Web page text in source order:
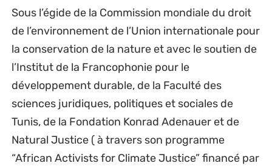
Sous l’égide de la Commission mondiale du droit
de l’environnement de l’Union internationale pour
la conservation de la nature et avec le soutien de
l’Institut de la Francophonie pour le
développement durable, de la Faculté des
sciences juridiques, politiques et sociales de
Tunis, de la Fondation Konrad Adenauer et de
Natural Justice ( à travers son programme
“African Activists for Climate Justice” financé par